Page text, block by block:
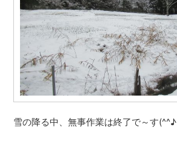
雪の降る中、無事作業は終了で～す(^^♪